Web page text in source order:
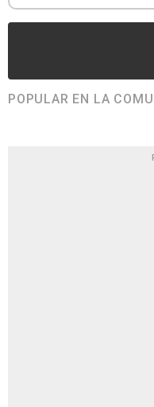
POPULAR EN LA